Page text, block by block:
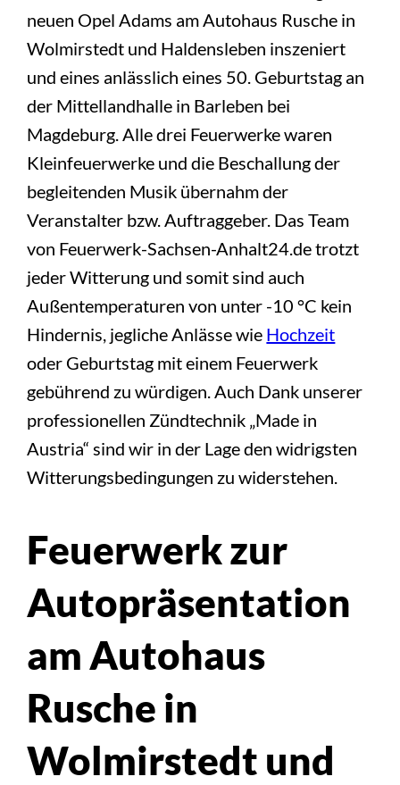
neuen Opel Adams am Autohaus Rusche in
Wolmirstedt und Haldensleben inszeniert
und eines anlässlich eines 50. Geburtstag an
der Mittellandhalle in Barleben bei
Magdeburg. Alle drei Feuerwerke waren
Kleinfeuerwerke und die Beschallung der
begleitenden Musik übernahm der
Veranstalter bzw. Auftraggeber. Das Team
von Feuerwerk-Sachsen-Anhalt24.de trotzt
jeder Witterung und somit sind auch
Außentemperaturen von unter -10 °C kein
Hindernis, jegliche Anlässe wie Hochzeit
oder Geburtstag mit einem Feuerwerk
gebührend zu würdigen. Auch Dank unserer
professionellen Zündtechnik „Made in
Austria“ sind wir in der Lage den widrigsten
Witterungsbedingungen zu widerstehen.
Feuerwerk zur
Autopräsentation
am Autohaus
Rusche in
Wolmirstedt und